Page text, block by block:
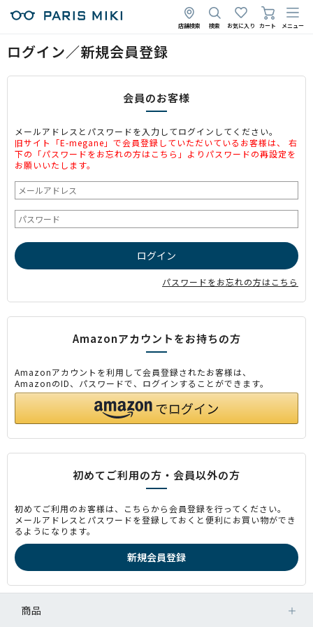
店舗検索 検索 お気に入り カート メニュー
ログイン／新規会員登録
会員のお客様
メールアドレスとパスワードを入力してログインしてください。
旧サイト「E-megane」で会員登録していただいているお客様は、 右
下の「パスワードをお忘れの方はこちら」よりパスワードの再設定を
お願いいたします。
パスワードをお忘れの方はこちら
Amazonアカウントをお持ちの方
Amazonアカウントを利用して会員登録されたお客様は、
AmazonのID、パスワードで、ログインすることができます。
初めてご利用の方・会員以外の方
初めてご利用のお客様は、こちらから会員登録を行ってください。
メールアドレスとパスワードを登録しておくと便利にお買い物ができ
るようになります。
商品